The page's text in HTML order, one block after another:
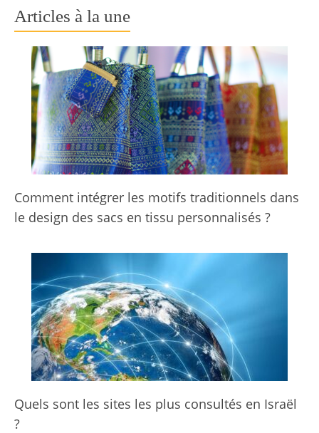
Articles à la une
Comment intégrer les motifs traditionnels dans
le design des sacs en tissu personnalisés ?
Quels sont les sites les plus consultés en Israël
?